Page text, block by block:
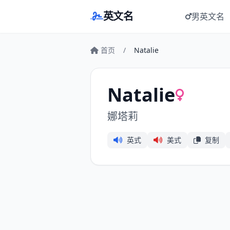
英文名 男英文名
首页 / Natalie
Natalie
娜塔莉
英式 美式 复制